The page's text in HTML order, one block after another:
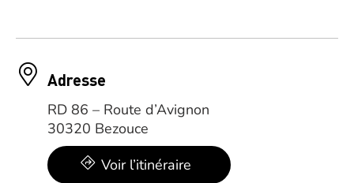
Adresse
RD 86 – Route d’Avignon
30320 Bezouce
Voir l’itinéraire